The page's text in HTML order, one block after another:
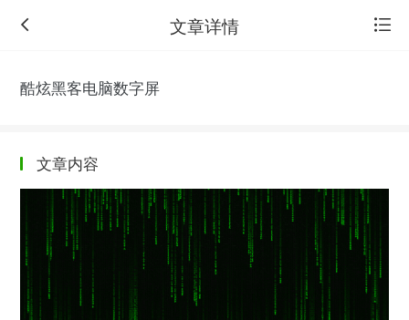
文章详情
酷炫黑客电脑数字屏
文章内容